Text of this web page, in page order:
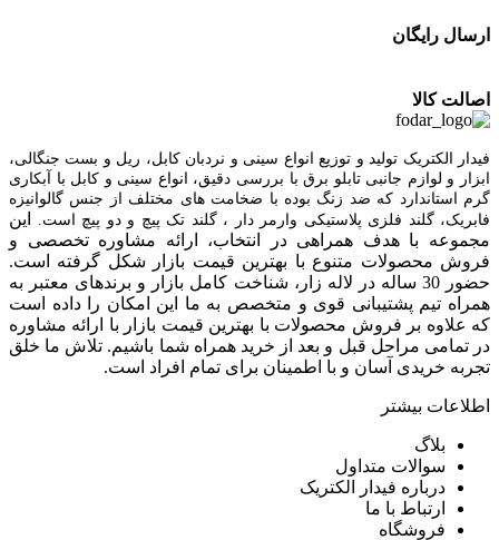
ارسال رایگان
اصالت کالا
فیدار الکتریک توليد و توزیع انواع سینی و نردبان کابل، ریل و بست جنگالی،
ابزار و لوازم جانبی تابلو برق با بررسی دقیق، انواع سینی و کابل با آبکاری
گرم استاندارد که ضد زنگ بوده با ضخامت های مختلف از جنس گالوانیزه
فابریک، گلند فلزی پلاستيکی وارمر دار ، گلند تک پيچ و دو پيچ است.
این
مجموعه با هدف همراهی در انتخاب، ارائه مشاوره تخصصی و
فروش محصولات متنوع با بهترین قیمت بازار شکل گرفته است.
حضور 30 ساله در لاله زار، شناخت کامل بازار و برندهای معتبر به
همراه تیم پشتیبانی قوی و متخصص به ما این امکان را داده است
که علاوه بر فروش محصولات با بهترین قیمت بازار با ارائه مشاوره
در تمامی مراحل قبل و بعد از خرید همراه شما باشیم. تلاش ما خلق
تجربه خریدی آسان و با اطمینان برای تمام افراد است.
اطلاعات بیشتر
بلاگ
سوالات متداول
درباره فیدار الکتریک
ارتباط با ما
فروشگاه